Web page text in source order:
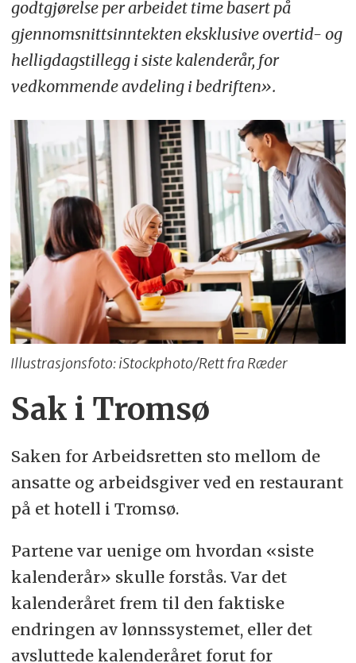
godtgjørelse per arbeidet time basert på
gjennomsnittsinntekten eksklusive overtid- og
helligdagstillegg i siste kalenderår, for
vedkommende avdeling i bedriften».
Illustrasjonsfoto: iStockphoto/Rett fra Ræder
Sak i Tromsø
Saken for Arbeidsretten sto mellom de
ansatte og arbeidsgiver ved en restaurant
på et hotell i Tromsø.
Partene var uenige om hvordan «siste
kalenderår» skulle forstås. Var det
kalenderåret frem til den faktiske
endringen av lønnssystemet, eller det
avsluttede kalenderåret forut for